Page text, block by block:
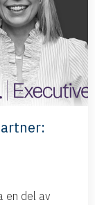
en del av